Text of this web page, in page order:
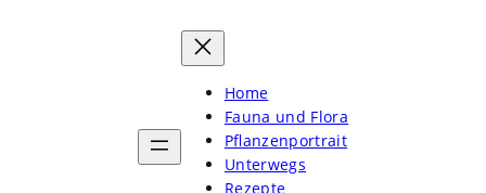
Home
Fauna und Flora
Pflanzenportrait
Unterwegs
Rezepte